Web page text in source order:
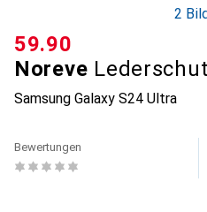
2
Noreve
Samsung Galaxy S24 Ultra
CHF
59.90
Bewertungen